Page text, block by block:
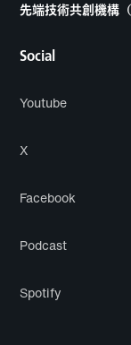
Social
Youtube
X
Facebook
Podcast
Spotify
先端技術共創機構（